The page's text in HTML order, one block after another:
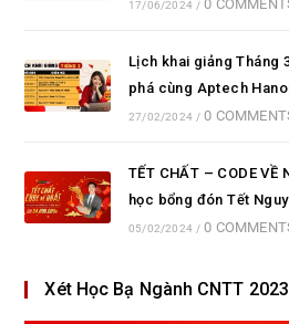
17/06/2024 / 0
Lịch khai giảng Tháng
phá cùng Aptech
27/02/2024 / 0
TẾT CHẤT – CODE
học bổng đón Tết
05/02/2024 / 0
Xét Học Bạ Ngành CNTT 2023